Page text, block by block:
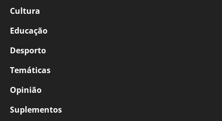
Cultura
Educação
Desporto
Temáticas
Opinião
Suplementos